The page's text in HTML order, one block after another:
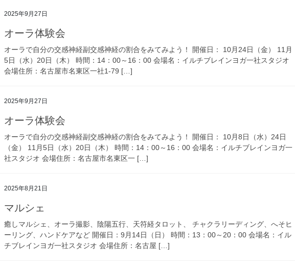
2025年9月27日
オーラ体験会
オーラで自分の交感神経副交感神経の割合をみてみよう！ 開催日： 10月24日（金） 11月
5日（水）20日（木） 時間：14：00～16：00 会場名：イルチブレインヨガ一社スタジオ
会場住所：名古屋市名東区一社1-79 […]
2025年9月27日
オーラ体験会
オーラで自分の交感神経副交感神経の割合をみてみよう！ 開催日： 10月8日（水）24日
（金） 11月5日（水）20日（木） 時間：14：00～16：00 会場名：イルチブレインヨガ一
社スタジオ 会場住所：名古屋市名東区一 […]
2025年8月21日
マルシェ
癒しマルシェ、オーラ撮影、陰陽五行、天符経タロット、 チャクラリーディング、へそヒ
ーリング、ハンドケアなど 開催日：9月14日（日） 時間：13：00～20：00 会場名：イル
チブレインヨガ一社スタジオ 会場住所：名古屋 […]